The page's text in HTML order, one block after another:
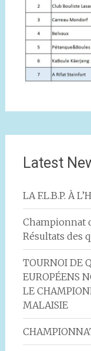
Latest
LA F.L.B.P. À
Championnat
Résultats des
TOURNOI DE
EUROPÉENS
LE
MALAISIE